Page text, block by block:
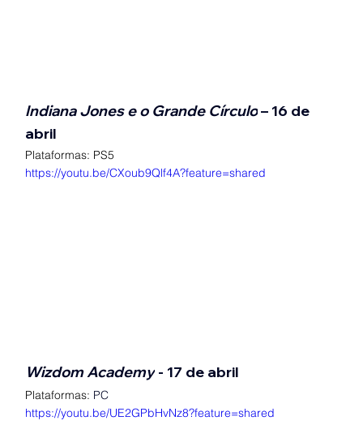
Indiana Jones e o Grande Círculo – 16 de
abril
Plataformas: PS5
https://youtu.be/CXoub9Qlf4A?feature=shared
Wizdom Academy - 17 de abril
Plataformas: PC
https://youtu.be/UE2GPbHvNz8?feature=shared